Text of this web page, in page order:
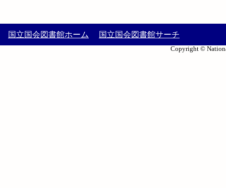
国立国会図書館ホーム 国立国会図書館サーチ
Copyright ©